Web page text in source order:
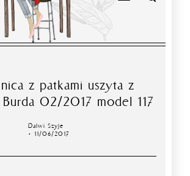
z patkami uszyta z
02/2017 model 117
Dalwi Szyje
11/06/2017